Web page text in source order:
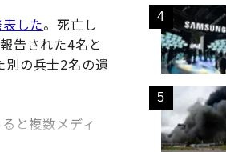
した。死亡し
告された4名と
別の兵士2名の遺
と複数メディ